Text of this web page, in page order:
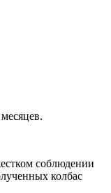
соблюдении
колбас